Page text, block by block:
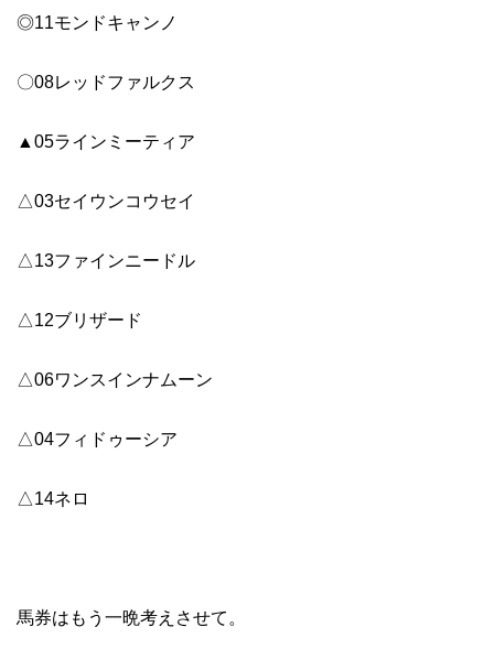
◎11モンドキャンノ
〇08レッドファルクス
▲05ラインミーティア
△03セイウンコウセイ
△13ファインニードル
△12ブリザード
△06ワンスインナムーン
△04フィドゥーシア
△14ネロ
馬券はもう一晩考えさせて。